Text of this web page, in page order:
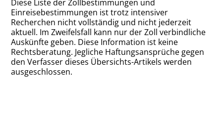
Diese Liste der Zollbestimmungen und
Einreisebestimmungen ist trotz intensiver
Recherchen nicht vollständig und nicht jederzeit
aktuell. Im Zweifelsfall kann nur der Zoll verbindliche
Auskünfte geben. Diese Information ist keine
Rechtsberatung. Jegliche Haftungsansprüche gegen
den Verfasser dieses Übersichts-Artikels werden
ausgeschlossen.